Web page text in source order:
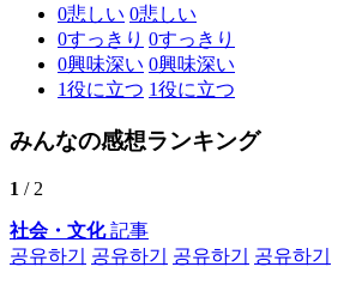
0悲しい 0悲しい
0すっきり 0すっきり
0興味深い 0興味深い
1役に立つ 1役に立つ
みんなの感想ランキング
1 / 2
社会・文化記事
공유하기
공유하기 공유하기 공유하기